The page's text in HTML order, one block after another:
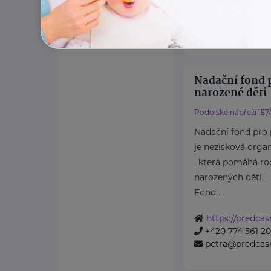
https://
Nadační fond
narozené děti
Podolské nábřeží
Nadační fond pro
je nezisková
, která pomáhá
narozených dětí.
Fond ...
https://
+420 774 561